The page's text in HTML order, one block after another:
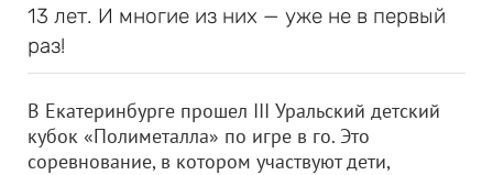
13 лет. И многие из них — уже не в первый
раз!
В Екатеринбурге прошел III Уральский детский
кубок «Полиметалла» по игре в го. Это
соревнование, в котором участвуют дети,